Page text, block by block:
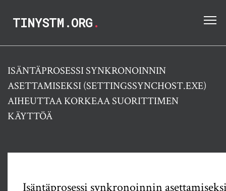
TINYSTM.ORG.
ISÄNTÄPROSESSI SYNKRONOINNIN
ASETTAMISEKSI (SETTINGSSYNCHOST.EXE)
AIHEUTTAA KORKEAA SUORITTIMEN
KÄYTTÖÄ
Isäntäprosessi synkronoinnin